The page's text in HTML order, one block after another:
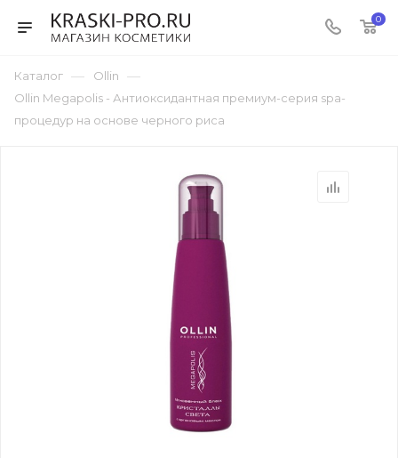
0
Каталог — Ollin —
Ollin Megapolis - Антиоксидантная премиум-серия spa-
процедур на основе черного риса